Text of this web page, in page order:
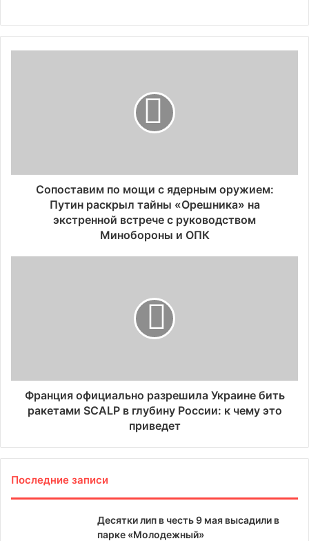
Сопоставим по мощи с ядерным оружием:
Путин раскрыл тайны «Орешника» на
экстренной встрече с руководством
Минобороны и ОПК
Франция официально разрешила Украине бить
ракетами SCALP в глубину России: к чему это
приведет
Последние записи
Десятки лип в честь 9 мая высадили в
парке «Молодежный»